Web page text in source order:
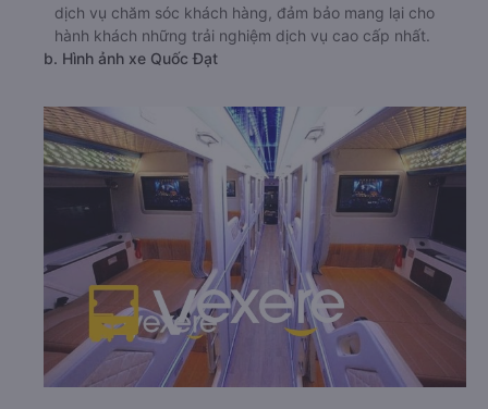
dịch vụ chăm sóc khách hàng, đảm bảo mang lại cho
hành khách những trải nghiệm dịch vụ cao cấp nhất.
b. Hình ảnh xe Quốc Đạt